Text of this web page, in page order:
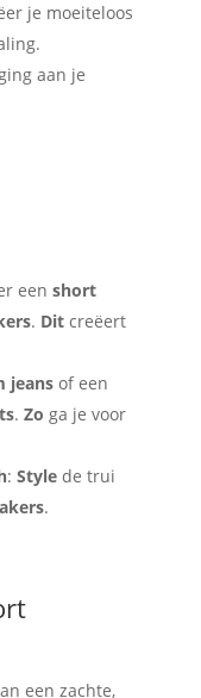
je moeiteloos
aan je
een short
. Ditcreëert
jeansof een
. Zo ga je voor
: Stylede trui
.
een zachte,